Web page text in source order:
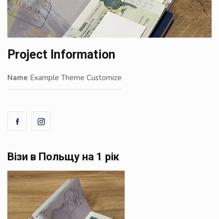
Project Information
Name Example Theme Customize
Візи в Польщу на 1 рік